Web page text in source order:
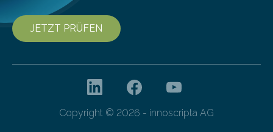
JETZT PRÜFEN
Copyright © 2026 - innoscripta AG